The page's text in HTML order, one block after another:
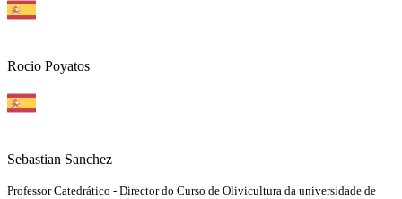
Rocio Poyatos
Sebastian Sanchez
Professor Catedrático - Director do Curso de Olivicultura da universidade de